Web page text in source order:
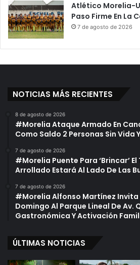
Atlético Morelia-
Paso Firme En
7 de agosto de 2026
NOTICIAS MÁS RECIENTES
8 de agosto de 2026
#Morelia Ataque Armado En
Como Saldo 2 Personas Sin Vida
7 de agosto de 2026
#Morelia Puente Para ‘Brincar’ El
Arrollado Estará Al Lado De Las
7 de agosto de 2026
#Morelia Alfonso Martínez Invita
Domingo Al Parque Lineal De Av.
Gastronómica Y Activación
ÚLTIMAS NOTICIAS